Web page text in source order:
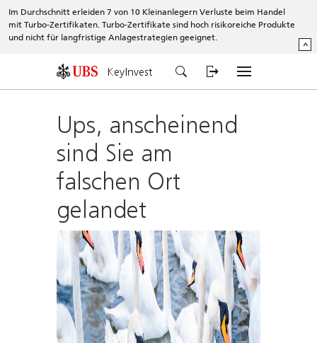
Im Durchschnitt erleiden 7 von 10 Kleinanlegern Verluste beim Handel
mit Turbo-Zertifikaten. Turbo-Zertifikate sind hoch risikoreiche Produkte
und nicht für langfristige Anlagestrategien geeignet.
^
KeyInvest
Ups, anscheinend
sind Sie am
falschen Ort
gelandet